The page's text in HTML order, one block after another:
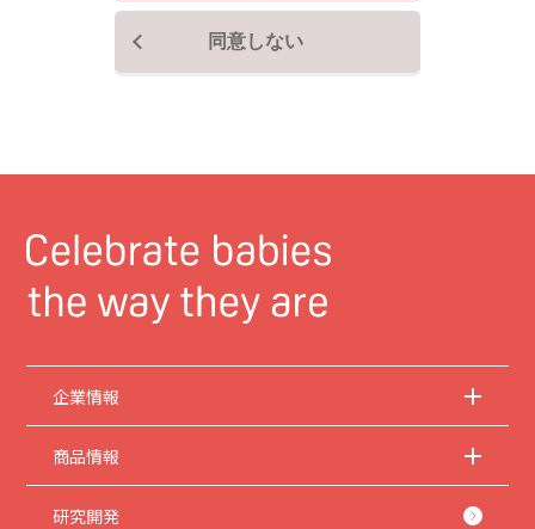
商品ご使用時の安全上のご注意については、取扱説明書に記載または別途同梱の別
基本的に公開しておりません。
取扱説明書中に記載する安全上のご注意は、法的規
取扱説明書の著作権は当社に帰属します。権利者の許諾を得ることなく、取扱説明
することは、この限りではありません。
当社は、常に細心の注意を払って本サイトを運営管理しておりますが、情報および
動作の正確性、完全性を保証するものではありません。お客様が本サイトをご利用
トラブル、ならびにその他の損害についても、当社は責任を負うものではありませ
本サイトのサービスの中止、変更など
本サイトのサービスは予告なく中止、または内容や条件を変更する場合がありま
す。あらかじめご了承ください。
同意しない
企業情報
商品情報
研究開発